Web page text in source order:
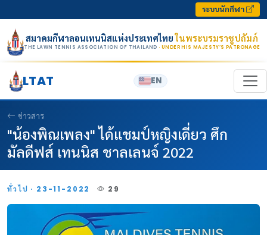
ระบบนักกีฬา
สมาคมกีฬาลอนเทนนิสแห่งประเทศไทยในพระบรมราชูปถัมภ์
THE LAWN TENNIS ASSOCIATION OF THAILAND · UNDER HIS MAJESTY’S PATRONAGE
LTAT EN
ข่าวสาร
"น้องพิณเพลง" ได้แชมป์หญิงเดี่ยว ศึก
มัลดีฟส์ เทนนิส ชาลเลนจ์ 2022
ทั่วไป · 23-11-2022 29